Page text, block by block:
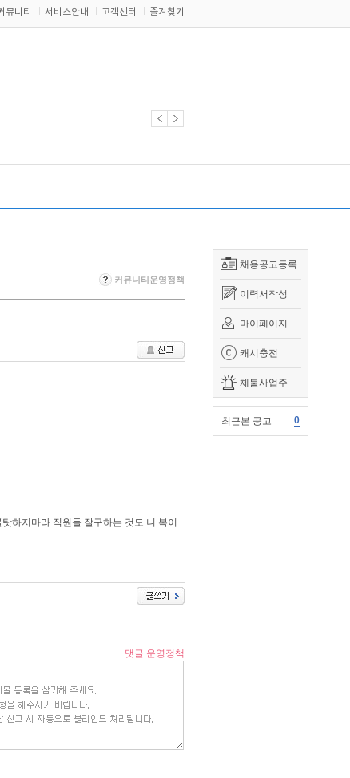
뮤니티 서비스안내 고객센터 즐겨찾기
채용공고등록
이력서작성
마이페이지
캐시충전
체불사업주
최근본 공고 0
커뮤니티운영정책
하지마라 직원들 잘구하는 것도 니 복이